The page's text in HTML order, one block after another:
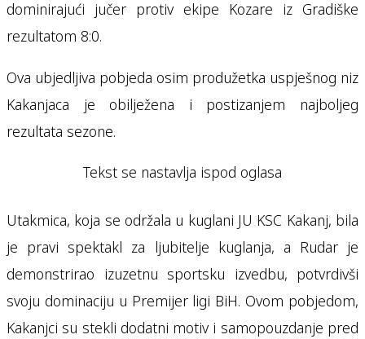
dominirajući jučer protiv ekipe Kozare iz Gradiške
rezultatom 8:0.
Ova ubjedljiva pobjeda osim produžetka uspješnog niz
Kakanjaca je obilježena i postizanjem najboljeg
rezultata sezone.
Tekst se nastavlja ispod oglasa
Utakmica, koja se održala u kuglani JU KSC Kakanj, bila
je pravi spektakl za ljubitelje kuglanja, a Rudar je
demonstrirao izuzetnu sportsku izvedbu, potvrdivši
svoju dominaciju u Premijer ligi BiH. Ovom pobjedom,
Kakanjci su stekli dodatni motiv i samopouzdanje pred